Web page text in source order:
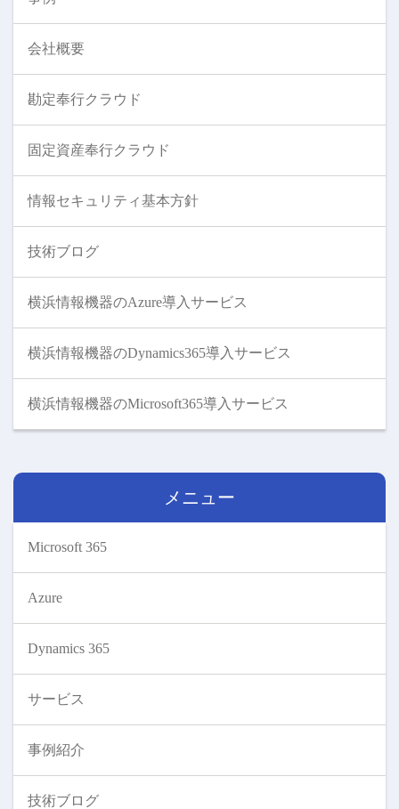
会社概要
勘定奉行クラウド
固定資産奉行クラウド
情報セキュリティ基本方針
技術ブログ
横浜情報機器のAzure導入サービス
横浜情報機器のDynamics365導入サービス
横浜情報機器のMicrosoft365導入サービス
メニュー
Microsoft 365
Azure
Dynamics 365
サービス
事例紹介
技術ブログ